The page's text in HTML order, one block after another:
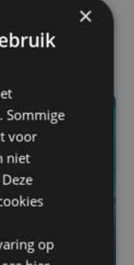
in Sint-
×
Sommige
voor
niet
op